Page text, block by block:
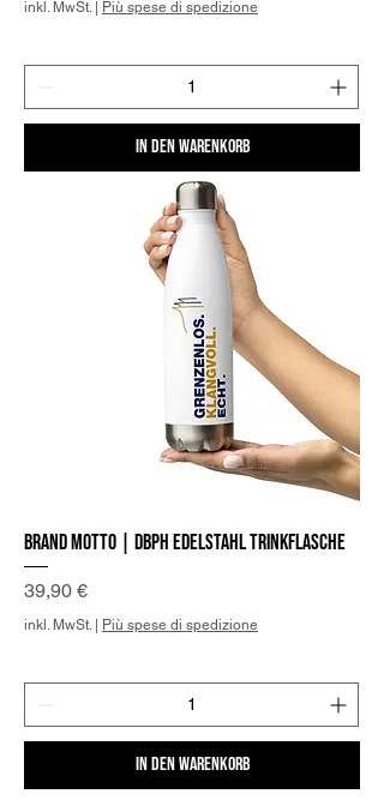
inkl. MwSt. | Più spese di spedizione
In den Warenkorb
Brand Motto | DBPh Edelstahl Trinkflasche
Preis
39,90 €
inkl. MwSt. | Più spese di spedizione
In den Warenkorb